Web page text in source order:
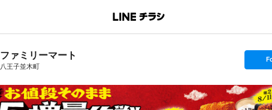
ファミリーマート
八王子並木町
s
t
o
l
l
o